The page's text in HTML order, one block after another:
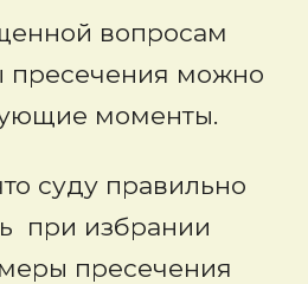
вопросам
пресечения можно
моменты.
суду правильно
при избрании
пресечения